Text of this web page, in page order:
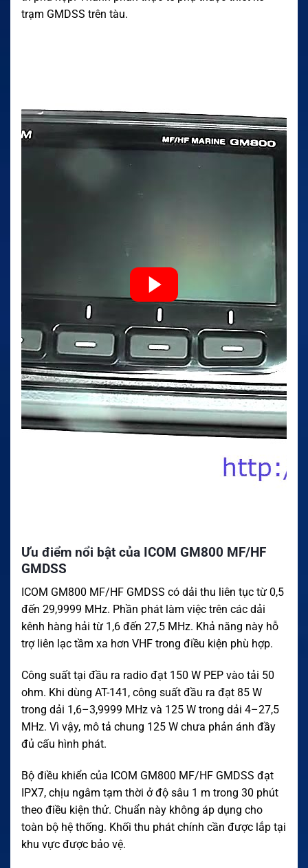
trạm GMDSS trên tàu.
Ưu điểm nổi bật của ICOM GM800 MF/HF
GMDSS
ICOM GM800 MF/HF GMDSS có dải thu liên tục từ 0,5
đến 29,9999 MHz. Phần phát làm việc trên các dải
kênh hàng hải từ 1,6 đến 27,5 MHz. Khả năng này hỗ
trợ liên lạc tầm xa hơn VHF trong điều kiện phù hợp.
Công suất tại đầu ra radio đạt 150 W PEP vào tải 50
ohm. Khi dùng AT-141, công suất đầu ra đạt 85 W
trong dải 1,6–3,9999 MHz và 125 W trong dải 4–27,5
MHz. Vì vậy, mô tả chung 125 W chưa phản ánh đầy
đủ cấu hình phát.
Bộ điều khiển của ICOM GM800 MF/HF GMDSS đạt
IPX7, chịu ngâm tạm thời ở độ sâu 1 m trong 30 phút
theo điều kiện thử. Chuẩn này không áp dụng cho
toàn bộ hệ thống. Khối thu phát chính cần được lắp tại
khu vực được bảo vệ.